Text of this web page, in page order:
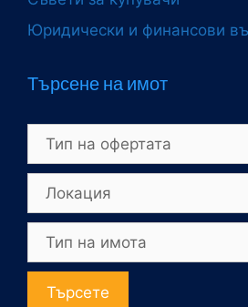
Юридически и финансови
Търсене на имот
Търсете